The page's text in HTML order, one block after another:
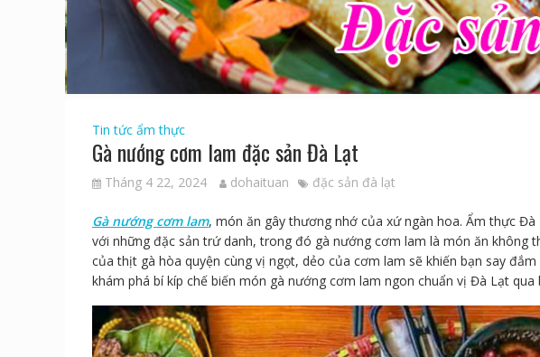
Tin tức ẩm thực
Gà nướng cơm lam đặc sản Đà Lạt
Tháng 4 22, 2024 dohaituan đặc sản đà lạt
Gà nướng cơm lam, món ăn gây thương nhớ của xứ ngàn hoa. Ẩm thực
với những đặc sản trứ danh, trong đó gà nướng cơm lam là món ăn không
của thịt gà hòa quyện cùng vị ngọt, dẻo của cơm lam sẽ khiến bạn say
khám phá bí kíp chế biến món gà nướng cơm lam ngon chuẩn vị Đà Lạt qua